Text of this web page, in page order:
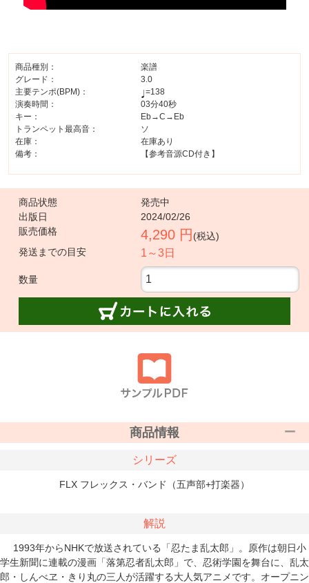
商品種別：
楽譜
グレード：
3.0
主要テンポ(BPM)：
=138
演奏時間：
03分40秒
キー：
Eb→C→Eb
トランペット最高音：
ソ
在庫：
在庫あり
備考：
【参考音源CD付き】
商品状態
発売中
出版日
2024/02/26
販売価格
4,290 円 (税込)
発送までの目安
1～3日
数量
商品情報
シリーズ
FLX フレックス・バンド（五声部+打楽器）
解説
1993年からNHKで放送されている「忍たま乱太郎」。原作は朝日小
学生新聞に連載の漫画「落第忍者乱太郎」で、忍術学園を舞台に、乱太
郎・しんべヱ・きり丸の三人が活躍する大人気アニメです。オープニン